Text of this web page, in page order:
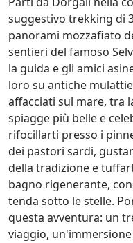
suggestivo trekking di
panorami mozzafiato
sentieri del famoso
la guida e gli amici
loro su antiche
affacciati sul mare, tra
spiagge più belle e
rifocillarti presso i
dei pastori sardi,
della tradizione e
bagno rigenerante,
tenda sotto le stelle.
questa avventura: un
viaggio,